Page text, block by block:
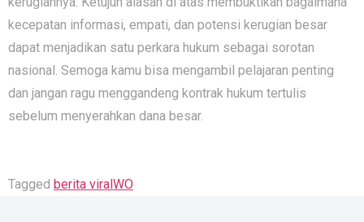
kecepatan informasi, empati, dan potensi kerugian besar
dapat menjadikan satu perkara hukum sebagai sorotan
nasional. Semoga kamu bisa mengambil pelajaran penting
dan jangan ragu menggandeng kontrak hukum tertulis
sebelum menyerahkan dana besar.
Tagged berita viral WO